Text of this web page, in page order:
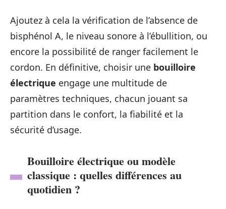
Ajoutez à cela la vérification de l’absence de
bisphénol A, le niveau sonore à l’ébullition, ou
encore la possibilité de ranger facilement le
cordon. En définitive, choisir une bouilloire
électrique engage une multitude de
paramètres techniques, chacun jouant sa
partition dans le confort, la fiabilité et la
sécurité d’usage.
Bouilloire électrique ou modèle
classique : quelles différences au
quotidien ?